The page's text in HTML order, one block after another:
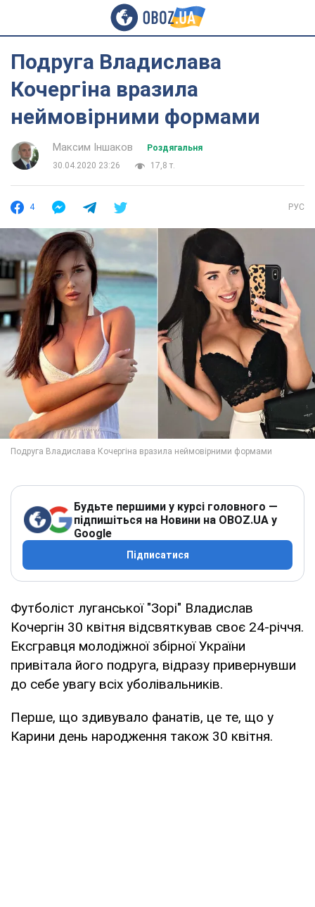
Подруга Владислава
Кочергіна вразила
неймовірними формами
Максим Іншаков
Роздягальня
30.04.2020 23:26
17,8 т.
4 РУС
Будьте першими у курсі головного —
підпишіться на Новини на OBOZ.UA у
Google
Підписатися
Футболіст луганської "Зорі" Владислав
Кочергін 30 квітня відсвяткував своє 24-річчя.
Ексгравця молодіжної збірної України
привітала його подруга, відразу привернувши
до себе увагу всіх уболівальників.
Перше, що здивувало фанатів, це те, що у
Карини день народження також 30 квітня.